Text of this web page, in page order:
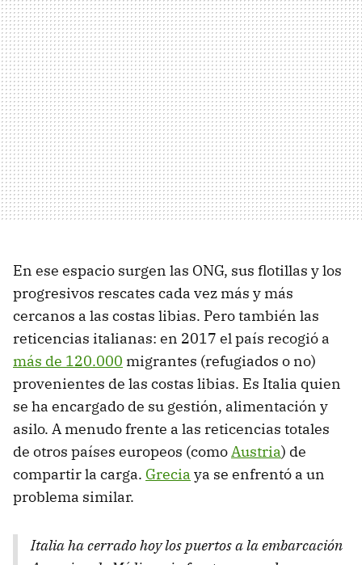
En ese espacio surgen las ONG, sus flotillas y los
progresivos rescates cada vez más y más
cercanos a las costas libias. Pero también las
reticencias italianas: en 2017 el país recogió a
más de 120.000 migrantes (refugiados o no)
provenientes de las costas libias. Es Italia quien
se ha encargado de su gestión, alimentación y
asilo. A menudo frente a las reticencias totales
de otros países europeos (comoAustria) de
compartir la carga. Grecia ya se enfrentó a un
problema similar.
Italia ha cerrado hoy los puertos a la embarcación